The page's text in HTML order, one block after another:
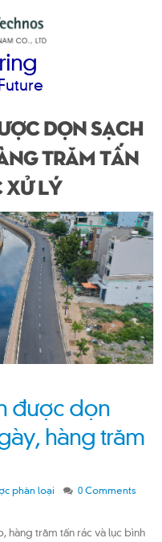
dọn sạch
trăm tấn
xử lý
được dọn
hàng trăm
phân loại 0 Comments
hàng trăm tấn rác và lục bình